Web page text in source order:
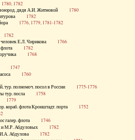
1780, 1782
дядя А.И. Житновой 1780
1782
1776, 1779, 1781-1782
1782
человек Е.Л. Чирикова 1766
флота 1782
1768
1747
насоса 1760
тур. полномоч. посол в России 1775-1776
тур. посла 1758
1779
кораб. флота Кронштадт. порта 1752
галер. флота 1746
и М.Р. Абдуловых 1782
И.А. Абдулова 1782